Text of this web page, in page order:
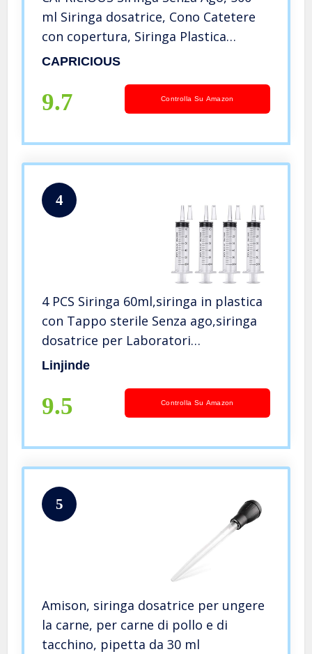
ml Siringa dosatrice, Cono Catetere
con copertura, Siringa Plastica
Riutilizzabili per Esperimenti, Uso
CAPRICIOUS
9.7 Controlla Su Amazon
4
4 PCS Siringa 60ml,siringa in plastica
con Tappo sterile Senza ago,siringa
dosatrice per Laboratori
scientifici,misurazione e dosaggio
Animale,irrigazione Piante
Linjinde
9.5 Controlla Su Amazon
5
Amison, siringa dosatrice per ungere
la carne, per carne di pollo e di
tacchino, pipetta da 30 ml